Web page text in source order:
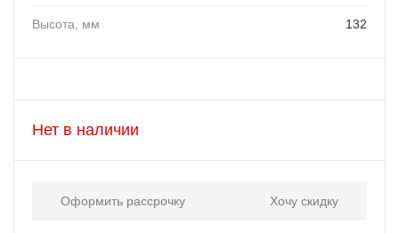
Высота, мм 132
Нет в наличии
Оформить рассрочку Хочу скидку